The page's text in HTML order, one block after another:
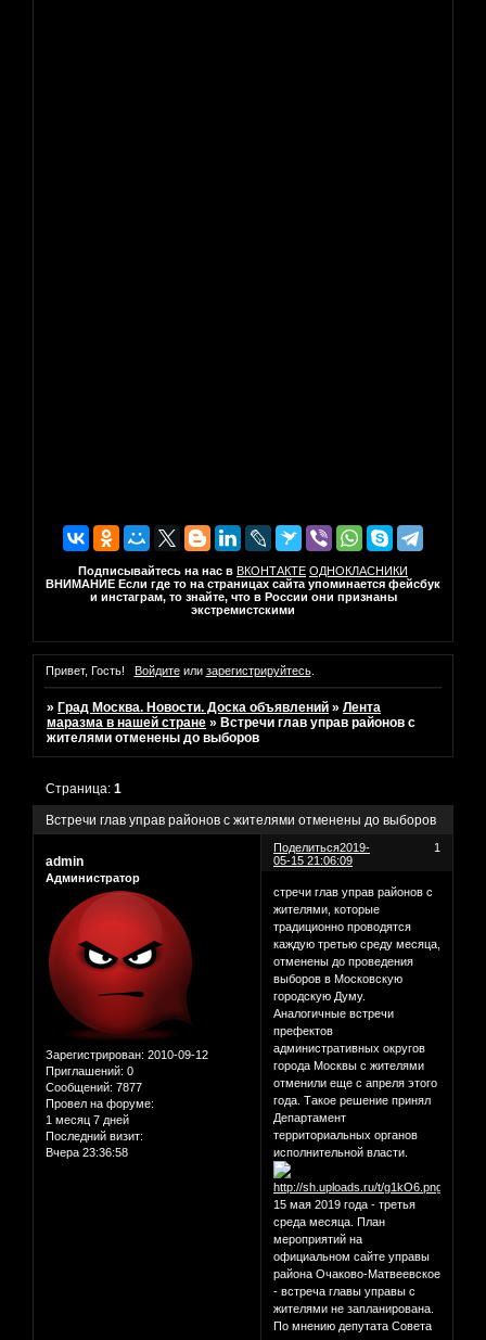
Подписывайтесь на нас в ВКОНТАКТЕ ОДНОКЛАСНИКИ
ВНИМАНИЕ Если где то на страницах сайта упоминается фейсбук
и инстаграм, то знайте, что в России они признаны
экстремистскими
Привет, Гость! Войдитеили зарегистрируйтесь.
» Град Москва. Новости. Доска объявлений »Лента
маразма в нашей стране » Встречи глав управ районов с
жителями отменены до выборов
Встречи глав управ районов с жителями отменены до выборов
Страница:1
Поделиться 1
2019-
05-15 21:06:09
admin
Администратор
Зарегистрирован: 2010-09-12
Приглашений: 0
Сообщений: 7877
Провел на форуме:
1 месяц 7 дней
Последний визит:
Вчера 23:36:58
стречи глав управ районов с
жителями, которые
традиционно проводятся
каждую третью среду месяца,
отменены до проведения
выборов в Московскую
городскую Думу.
Аналогичные встречи
префектов
административных округов
города Москвы с жителями
отменили еще с апреля этого
года. Такое решение принял
Департамент
территориальных органов
исполнительной власти.
15 мая 2019 года - третья
среда месяца. План
мероприятий на
официальном сайте управы
района Очаково-Матвеевское
- встреча главы управы с
жителями не запланирована.
По мнению депутата Совета